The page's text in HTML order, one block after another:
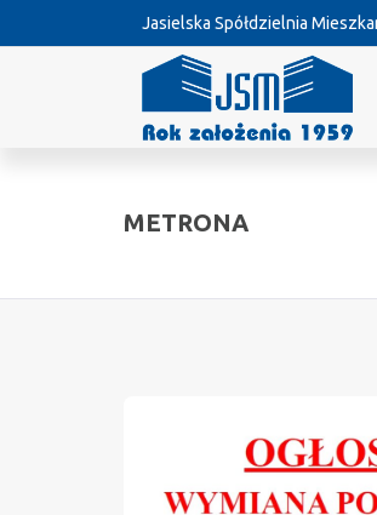
Jasielska Spółdzielnia
METRONA